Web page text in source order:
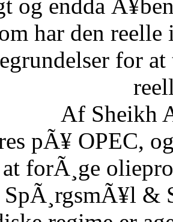
og endda
har den
for
Af Sheikh
pÃ¥ OPEC,
at forÃ¸ge
SpÃ¸rgsmÃ¥l &